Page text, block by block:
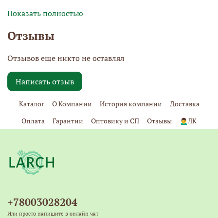
свежесть и аромат, но и делает его отличным
духом природы. Каждый глоток Душистого Иван-чая
погружает в атмосферу сибирской природы, даря
ощущение гармонии и спокойствия. Это не просто
напиток, а возможность насладиться моментом и
подарить себе и своим близким кусочек природы.
ингредиенты: ферментированный лист иван-чая,
траву душицы, листья бадана и земляники, что делает
вашей жизни и добавит ярких эмоций в каждый день.
Показать полностью
Отзывы
Отзывов еще никто не оставлял
Написать отзыв
Каталог О Компании История компании
Доставка
Оплата
Гарантии Оптовику и СП Отзывы 🙍‍♂️ЛК
+78003028204
Или просто напишите в онлайн чат